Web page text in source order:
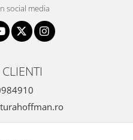
social media